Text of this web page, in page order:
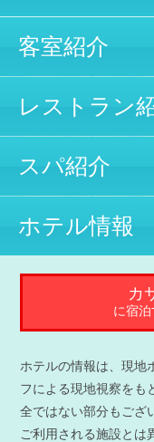
客室紹介
レストラン
スパ紹介
ホテル情報
カ
に宿
ホテルの情報は、現地
フによる現地視察をも
全ではない部分もござ
ご利用される施設とは